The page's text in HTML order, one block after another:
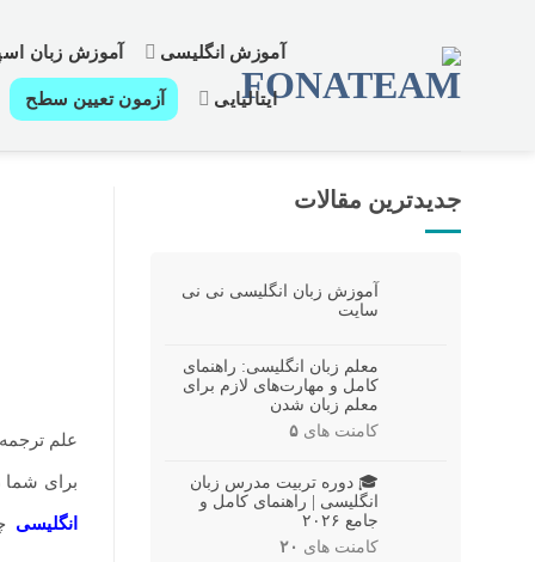
آموزش انگلیسی آموزش زبان
ایتالیایی آزمون تعیین سطح
جدیدترین مقالات
آموزش زبان انگلیسی نی نی
سایت
معلم زبان انگلیسی: راهنمای
کامل و مهارت‌های لازم برای
معلم زبان شدن
کامنت های ۵
🎓 دوره تربیت مدرس زبان
انگلیسی | راهنمای کامل و
جامع ۲۰۲۶
کامنت های ۲۰
علم
برای شما
انگلیسی